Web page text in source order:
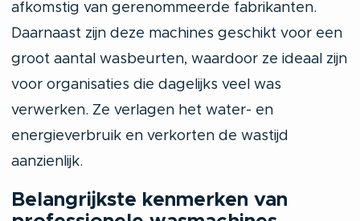
afkomstig van gerenommeerde fabrikanten.
Daarnaast zijn deze machines geschikt voor een
groot aantal wasbeurten, waardoor ze ideaal zijn
voor organisaties die dagelijks veel was
verwerken. Ze verlagen het water- en
energieverbruik en verkorten de wastijd
aanzienlijk.
Belangrijkste kenmerken van